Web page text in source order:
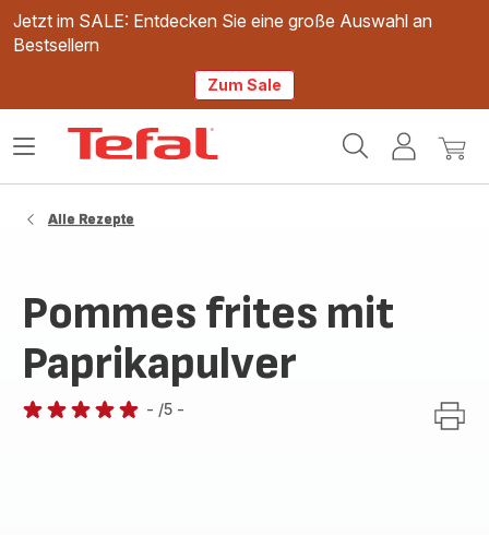
Jetzt im SALE: Entdecken Sie eine große Auswahl an
Bestsellern
Zum Sale
Mein
Mein
Das
Alle Rezepte
Pommes frites mit
Paprikapulver
- /5 -